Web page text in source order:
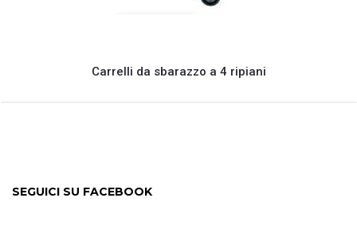
Carrelli da sbarazzo a 4 ripiani
SEGUICI SU FACEBOOK